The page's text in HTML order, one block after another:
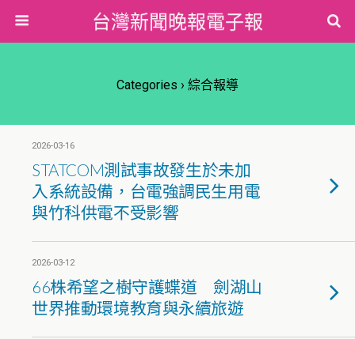
台灣新聞晚報電子報
Categories › 綜合報導
2026-03-16
STATCOM測試事故發生於未加
入系統設備，台電強調民生用電
與竹科供電不受影響
2026-03-12
66株希望之樹守護蝶道 劍湖山
世界推動環境教育與永續旅遊